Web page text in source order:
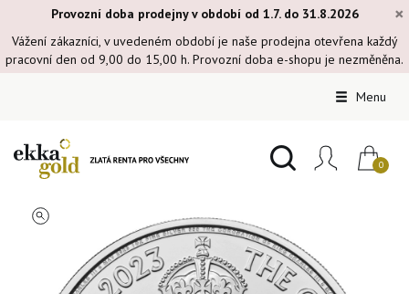
×
Provozní doba prodejny v období od 1.7. do 31.8.2026
Vážení zákazníci, v uvedeném období je naše prodejna otevřena každý
pracovní den od 9,00 do 15,00 h. Provozní doba e-shopu je nezměněna.
Menu